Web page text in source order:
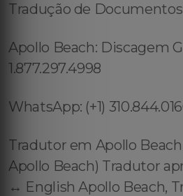
Tradução de
Apollo Beach: Discagem
1.877.297.4998
WhatsApp: (+1)
Tradutor em Apollo
Apollo Beach) Tradutor
↔️ English Apollo Beach,